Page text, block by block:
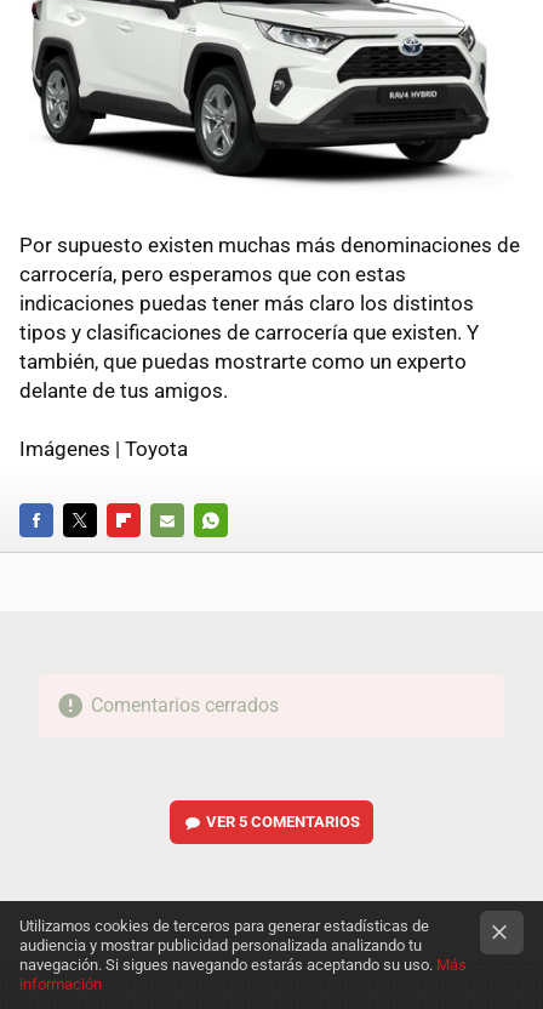
Por supuesto existen muchas más denominaciones de
carrocería, pero esperamos que con estas
indicaciones puedas tener más claro los distintos
tipos y clasificaciones de carrocería que existen. Y
también, que puedas mostrarte como un experto
delante de tus amigos.
Imágenes | Toyota
FACEBOOKTWITTERFLIPBOARD
E-
WHATSAPP
Comentarios cerrados
VER5 COMENTARIOS
Utilizamos cookies de terceros para generar estadísticas de
audiencia y mostrar publicidad personalizada analizando tu
navegación. Si sigues navegando estarás aceptando su uso. Más
información